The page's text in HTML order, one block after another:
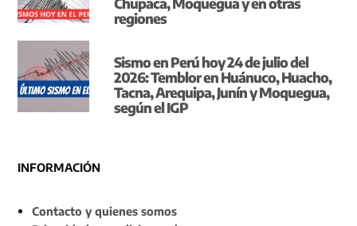
regiones
Sismo en Perú hoy 24 de julio del
2026: Temblor en Huánuco, Huacho,
Tacna, Arequipa, Junín y Moquegua,
según el IGP
INFORMACIÓN
Contacto y quienes somos